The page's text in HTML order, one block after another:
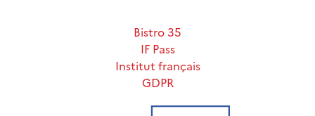
Bistro 35
IF Pass
Institut français
GDPR